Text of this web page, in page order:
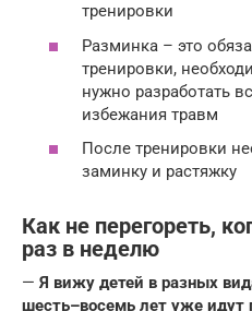
тренировки
Разминка – это
тренировки,
нужно разработать
избежания травм
После тренировки
заминку и растяжку
Как не перегореть,
раз в неделю
— Я вижу детей в разных
шесть–восемь лет уже идут